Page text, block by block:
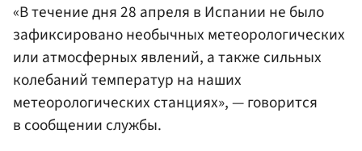
«В течение дня 28 апреля в Испании не было
зафиксировано необычных метеорологических
или атмосферных явлений, а также сильных
колебаний температур на наших
метеорологических станциях», — говорится
в сообщении службы.